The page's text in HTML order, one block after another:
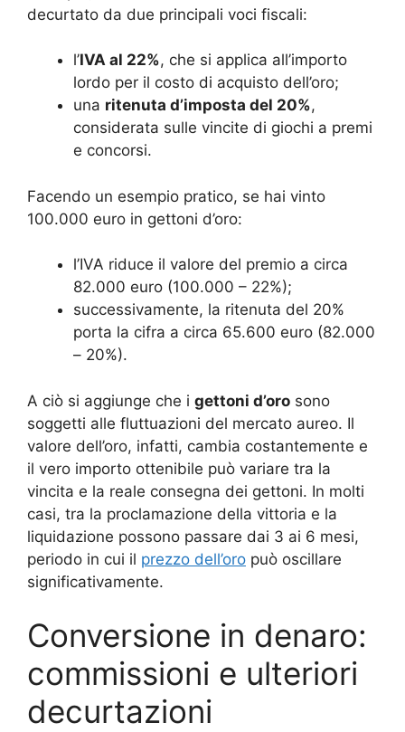
decurtato da due principali voci fiscali:
l’IVA al 22%, che si applica all’importo
lordo per il costo di acquisto dell’oro;
una ritenuta d’imposta del 20%,
considerata sulle vincite di giochi a premi
e concorsi.
Facendo un esempio pratico, se hai vinto
100.000 euro in gettoni d’oro:
l’IVA riduce il valore del premio a circa
82.000 euro (100.000 – 22%);
successivamente, la ritenuta del 20%
porta la cifra a circa 65.600 euro (82.000
– 20%).
A ciò si aggiunge che i gettoni d’oro sono
soggetti alle fluttuazioni del mercato aureo. Il
valore dell’oro, infatti, cambia costantemente e
il vero importo ottenibile può variare tra la
vincita e la reale consegna dei gettoni. In molti
casi, tra la proclamazione della vittoria e la
liquidazione possono passare dai 3 ai 6 mesi,
periodo in cui il prezzo dell’oro può oscillare
significativamente.
Conversione in denaro:
commissioni e ulteriori
decurtazioni